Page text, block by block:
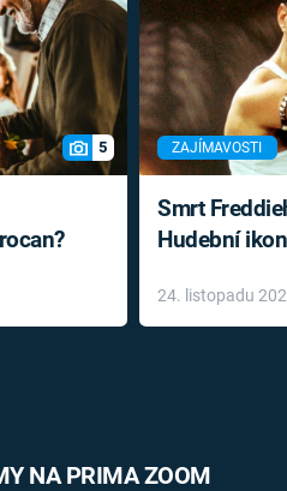
5 ZAJÍMAVOSTI
Smrt
Hudební
léky
24. listopadu
NA PRIMA ZOOM